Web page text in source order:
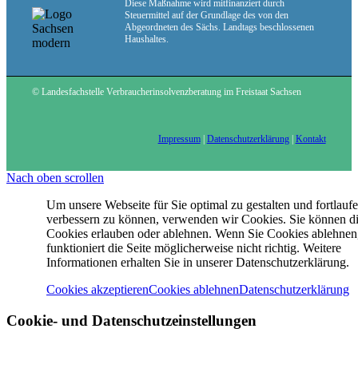
Kontakt
Beratungsstellen
Suche
Diese Maßnahme wird mitfinanziert durch
Steuermittel auf der Grundlage des von den
Abgeordneten des Sächs. Landtags beschlossenen
Haushaltes.
© Landesfachstelle Verbraucherinsolvenzberatung im Freistaat Sachsen
Impressum| Datenschutzerklärung| Kontakt
Nach oben scrollen
Um unsere Webseite für Sie optimal zu gestalten und
verbessern zu können, verwenden wir Cookies. Sie können
Cookies erlauben oder ablehnen. Wenn Sie Cookies
funktioniert die Seite möglicherweise nicht richtig. Weitere
Informationen erhalten Sie in unserer Datenschutzerklärung.
Cookies akzeptierenCookies ablehnenDatenschutzerklärung
Cookie- und Datenschutzeinstellungen